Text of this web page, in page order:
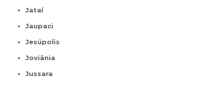
Jataí
Jaupaci
Jesúpolis
Joviânia
Jussara